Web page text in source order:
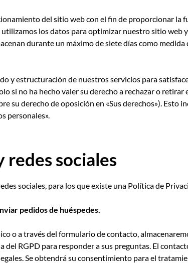
del sitio web con el fin de proporcionar la
los datos para optimizar nuestro sitio web
durante un máximo de siete días como medida
y estructuración de nuestros servicios para
si no ha hecho valer su derecho a rechazar o retirar
su derecho de oposición en «Sus derechos»). Esto
personales».
redes sociales
sociales, para los que existe una Política de
pedidos de huéspedes.
o a través del formulario de contacto,
RGPD para responder a sus preguntas. El
Se obtendrá su consentimiento para el